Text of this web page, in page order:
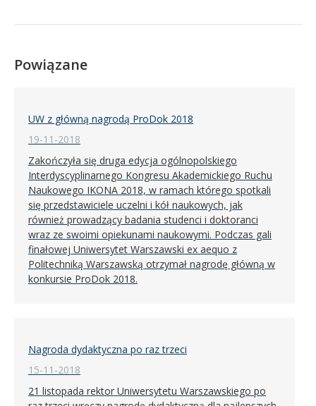
Powiązane
UW z główną nagrodą ProDok 2018
19-11-2018
Zakończyła się druga edycja ogólnopolskiego
Interdyscyplinarnego Kongresu Akademickiego Ruchu
Naukowego IKONA 2018, w ramach którego spotkali
się przedstawiciele uczelni i kół naukowych, jak
również prowadzący badania studenci i doktoranci
wraz ze swoimi opiekunami naukowymi. Podczas gali
finałowej Uniwersytet Warszawski ex aequo z
Politechniką Warszawską otrzymał nagrodę główną w
konkursie ProDok 2018.
Nagroda dydaktyczna po raz trzeci
15-11-2018
21 listopada rektor Uniwersytetu Warszawskiego po